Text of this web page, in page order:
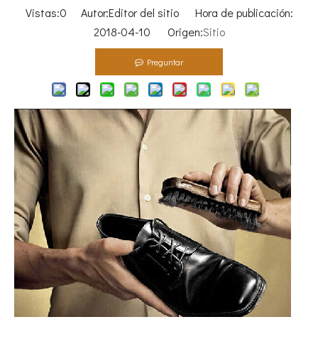
Vistas:0 Autor:Editor del sitio Hora de publicación:
2018-04-10 Origen:Sitio
Preguntar